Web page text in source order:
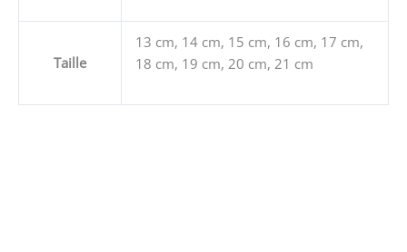
Taille
13 cm, 14 cm, 15 cm, 16 cm, 17 cm,
18 cm, 19 cm, 20 cm, 21 cm